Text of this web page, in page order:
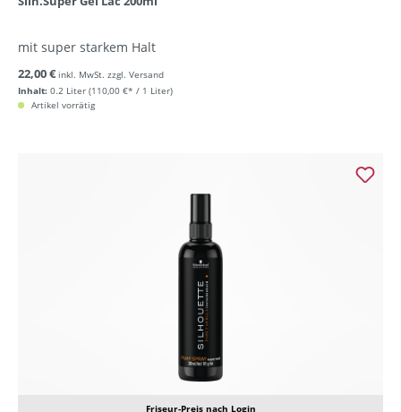
mit super starkem Halt
Inhalt: 0.2 Liter (110,00 €* / 1 Liter)
22,00 € inkl. MwSt. zzgl. Versand
Artikel vorrätig
Friseur-Preis nach Login